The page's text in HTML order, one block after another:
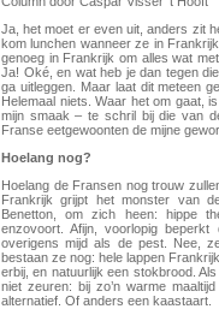
Ja, het moet er even uit, anders zit
kom lunchen wanneer ze in
genoeg in Frankrijk om alles wat
Ja! Oké, en wat heb je dan tegen
ga uitleggen. Maar laat dit meteen
Helemaal niets. Waar het om gaat,
mijn smaak – te schril bij die van
Franse eetgewoonten de mijne
Hoelang nog?
Hoelang de Fransen nog trouw
Frankrijk grijpt het monster van
Benetton, om zich heen: hippe
enzovoort. Afijn, voorlopig
overigens mijd als de pest. Nee,
bestaan ze nog: hele lappen
erbij, en natuurlijk een stokbrood.
niet zeuren: bij zo’n warme
alternatief. Of anders een kaastaart.